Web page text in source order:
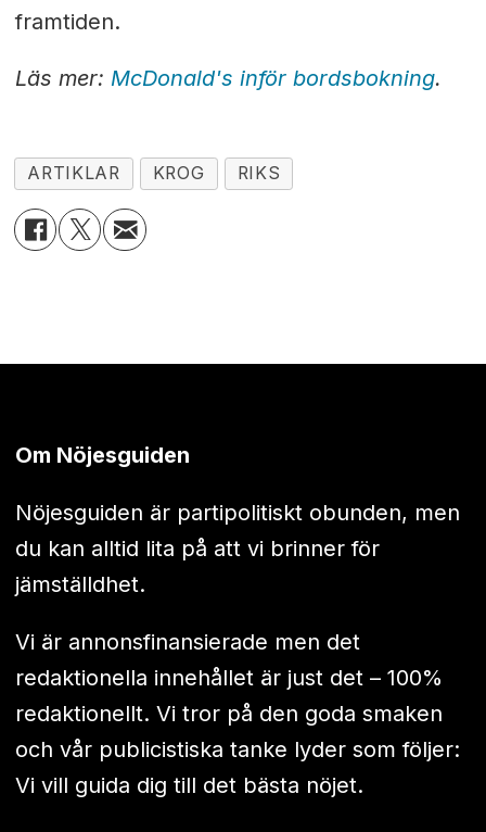
framtiden.
Läs mer: McDonald's inför bordsbokning.
ARTIKLAR KROG RIKS
Om Nöjesguiden
Nöjesguiden är partipolitiskt obunden, men
du kan alltid lita på att vi brinner för
jämställdhet.
Vi är annonsfinansierade men det
redaktionella innehållet är just det – 100%
redaktionellt. Vi tror på den goda smaken
och vår publicistiska tanke lyder som följer:
Vi vill guida dig till det bästa nöjet.